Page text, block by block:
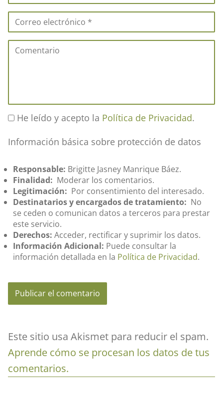
He leído y acepto la Política de Privacidad.
Información básica sobre protección de datos
Responsable: Brigitte Jasney Manrique Báez.
Finalidad: Moderar los comentarios.
Legitimación: Por consentimiento del interesado.
Destinatarios y encargados de tratamiento: No
se ceden o comunican datos a terceros para prestar
este servicio.
Derechos: Acceder, rectificar y suprimir los datos.
Información Adicional: Puede consultar la
información detallada en la Política de Privacidad.
Este sitio usa Akismet para reducir el spam.
Aprende cómo se procesan los datos de tus
comentarios.